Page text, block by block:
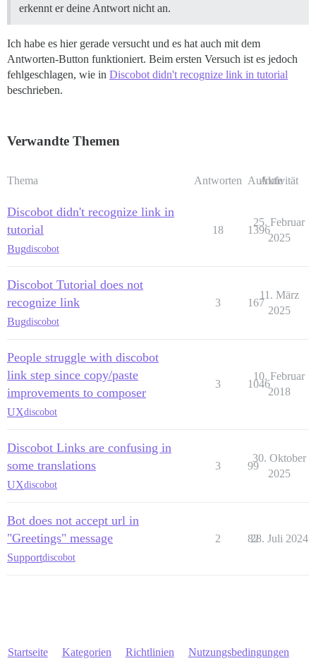
erkennt er deine Antwort nicht an.
Ich habe es hier gerade versucht und es hat auch mit dem
Antworten-Button funktioniert. Beim ersten Versuch ist es jedoch
fehlgeschlagen, wie in Discobot didn't recognize link in tutorial
beschrieben.
Verwandte Themen
Thema Antworten Aufrufe
Aktivität
Discobot didn't recognize link in
tutorial
Bugdiscobot
18 1396
25. Februar
2025
Discobot Tutorial does not
recognize link
Bugdiscobot
3 167
11. März
2025
People struggle with discobot
link step since copy/paste
improvements to composer
UXdiscobot
3 1046
10. Februar
2018
Discobot Links are confusing in
some translations
UXdiscobot
3 99
30. Oktober
2025
Bot does not accept url in
"Greetings" message
Supportdiscobot
2 82
28. Juli 2024
Startseite Kategorien Richtlinien Nutzungsbedingungen